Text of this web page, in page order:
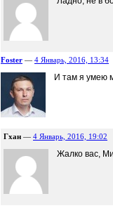
Foster — 4 Январь, 2016, 13:34
И там я умею
Гхан — 4 Январь, 2016, 19:02
Жалко вас,